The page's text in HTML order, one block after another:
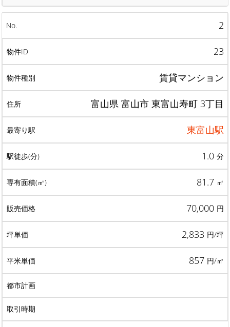
2
23
賃貸マンション
富山県 富山市 東富山寿町 3丁目
東富山駅
1.0 分
81.7 ㎡
70,000 円
2,833 円/坪
857 円/㎡